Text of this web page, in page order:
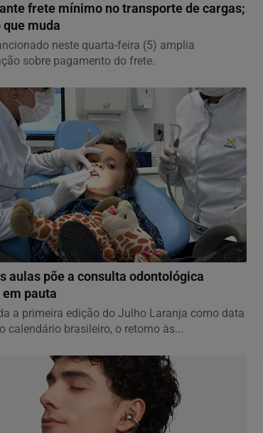
frete mínimo no transporte de cargas;
que muda
neste quarta-feira (5) amplia
sobre pagamento do frete.
aulas põe a consulta odontológica
pauta
a primeira edição do Julho Laranja como data
calendário brasileiro, o retorno às...